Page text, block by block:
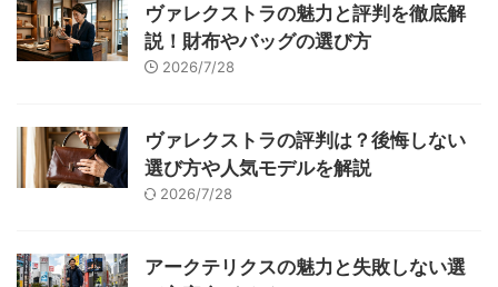
ヴァレクストラの魅力と評判を徹底解
説！財布やバッグの選び方
2026/7/28
ヴァレクストラの評判は？後悔しない
選び方や人気モデルを解説
2026/7/28
アークテリクスの魅力と失敗しない選